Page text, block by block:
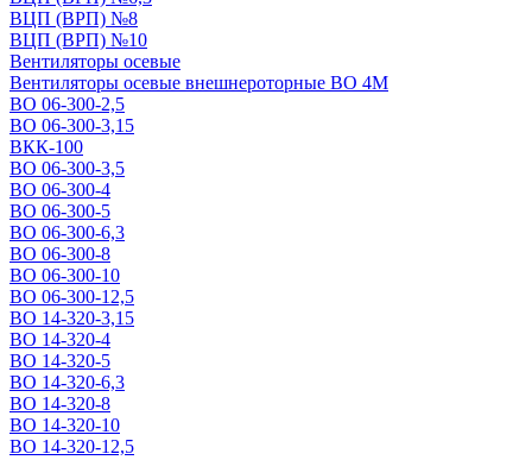
ВЦП (ВРП) №8
ВЦП (ВРП) №10
Вентиляторы осевые
Вентиляторы осевые внешнероторные ВО 4М
ВО 06-300-2,5
ВО 06-300-3,15
ВКК-100
ВО 06-300-3,5
ВО 06-300-4
ВО 06-300-5
ВО 06-300-6,3
ВО 06-300-8
ВО 06-300-10
ВО 06-300-12,5
ВО 14-320-3,15
ВО 14-320-4
ВО 14-320-5
ВО 14-320-6,3
ВО 14-320-8
ВО 14-320-10
ВО 14-320-12,5